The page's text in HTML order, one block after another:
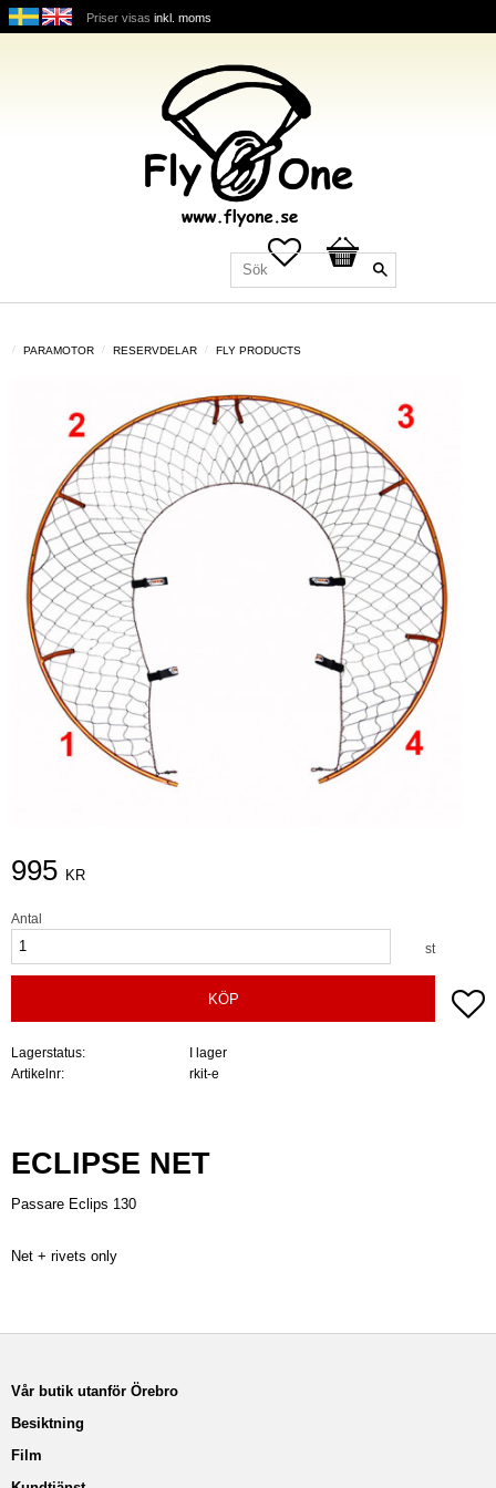
Priser visas inkl. moms
Favoriter
Kundvagn
PARAMOTOR RESERVDELAR FLY PRODUCTS
995 KR
Antal
st
KÖP
Lagerstatus
I lager
Artikelnr
rkit-e
ECLIPSE NET
Passare Eclips 130
Net + rivets only
Vår butik utanför Örebro
Besiktning
Film